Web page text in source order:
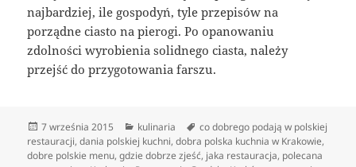
najbardziej, ile gospodyń, tyle przepisów na
porządne ciasto na pierogi. Po opanowaniu
zdolności wyrobienia solidnego ciasta, należy
przejść do przygotowania farszu.
Data
publikacji
7 września 2015 Kategorie
kulinaria Tagi
co dobrego podają w polskiej
restauracji,dania polskiej kuchni,dobra polska kuchnia w Krakowie,
dobre polskie menu,gdzie dobrze zjeść, jaka restauracja, polecana